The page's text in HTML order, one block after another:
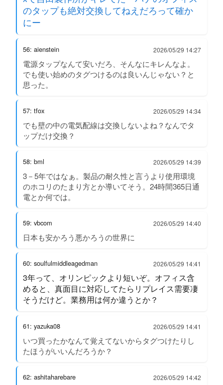
のタップも絶対交換してねえだろって確か
にー
56: aienstein 2026/05/29 14:27
電源タップなんて安いだろ、そんなにキレんなよ。
でも使い始めのタグつけるのは良いんじゃない？と
思った。
57: tfox 2026/05/29 14:34
でも壁の中の電気配線は交換しないよね？なんでタ
ップだけ交換？
58: bml 2026/05/29 14:39
3－5年ではなぁ。製品の耐久性と言うより使用環境
のホコリのたまり方とか導いてそう。24時間365日通
電とか何では。
59: vbcom 2026/05/29 14:40
日本も安かろう悪かろうの世界に
60: soulfulmiddleagedman 2026/05/29 14:41
3年って、オリンピックより短いぞ。オフィス含
めると、真面目に対応してたらリプレイス需要凄
そうだけど。業務用は何か違うとか？
61: yazuka08 2026/05/29 14:41
いつ買ったかなんて覚えてないからタグつけたりし
たほうがいいんだろうか？
62: ashitaharebare 2026/05/29 14:42